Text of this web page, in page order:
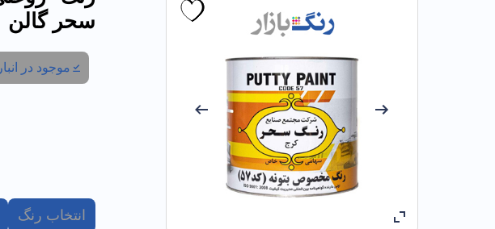
سحر گالن
موجود در انبار
انتخاب رنگ